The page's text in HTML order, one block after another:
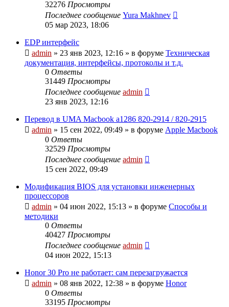
32276 Просмотры
Последнее сообщение Yura Makhnev
05 мар 2023, 18:06
EDP интерфейс
admin » 23 янв 2023, 12:16 » в форуме Техническая
документация, интерфейсы, протоколы и т.д.
0 Ответы
31449 Просмотры
Последнее сообщение admin
23 янв 2023, 12:16
Перевод в UMA Macbook a1286 820-2914 / 820-2915
admin » 15 сен 2022, 09:49 » в форуме Apple Macbook
0 Ответы
32529 Просмотры
Последнее сообщение admin
15 сен 2022, 09:49
Модификация BIOS для установки инженерных
процессоров
admin » 04 июн 2022, 15:13 » в форуме Способы и
методики
0 Ответы
40427 Просмотры
Последнее сообщение admin
04 июн 2022, 15:13
Honor 30 Pro не работает: сам перезагружается
admin » 08 янв 2022, 12:38 » в форуме Honor
0 Ответы
33195 Просмотры